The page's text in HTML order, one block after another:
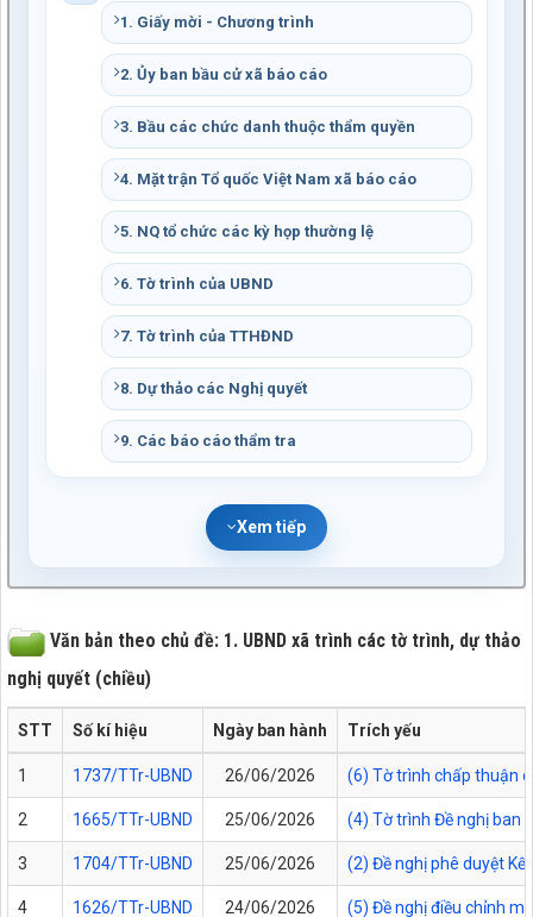
1. Giấy mời - Chương trình
2. Ủy ban bầu cử xã báo cáo
3. Bầu các chức danh thuộc thẩm quyền
4. Mặt trận Tổ quốc Việt Nam xã báo cáo
5. NQ tổ chức các kỳ họp thường lệ
6. Tờ trình của UBND
7. Tờ trình của TTHĐND
8. Dự thảo các Nghị quyết
9. Các báo cáo thẩm tra
Xem tiếp
Văn bản theo chủ đề: 1. UBND xã trình các tờ trình, dự thảo
nghị quyết (chiều)
STT Số kí hiệu Ngày ban hành Trích yếu
1 1737/TTr-UBND 26/06/2026 (6) Tờ trình chấp thuận
2 1665/TTr-UBND 25/06/2026 (4) Tờ trình Đề nghị ban
3 1704/TTr-UBND 25/06/2026 (2) Đề nghị phê duyệt
4 1626/TTr-UBND 24/06/2026 (5) Đề nghị điều chỉnh